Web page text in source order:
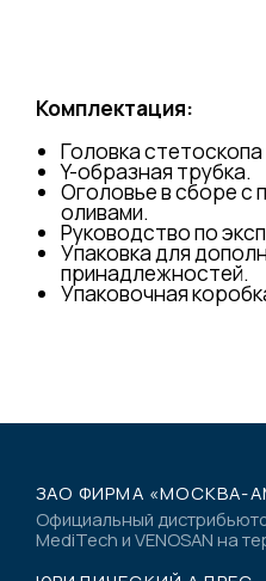
Комплектация:
Головка
Y-образная трубка.
Оголовье в сборе с
оливами.
Руководство по
Упаковка для
принадлежностей.
Упаковочная
ЗАО ФИРМА «МОСКВА-
Официальный
MediTech и VENOSAN на